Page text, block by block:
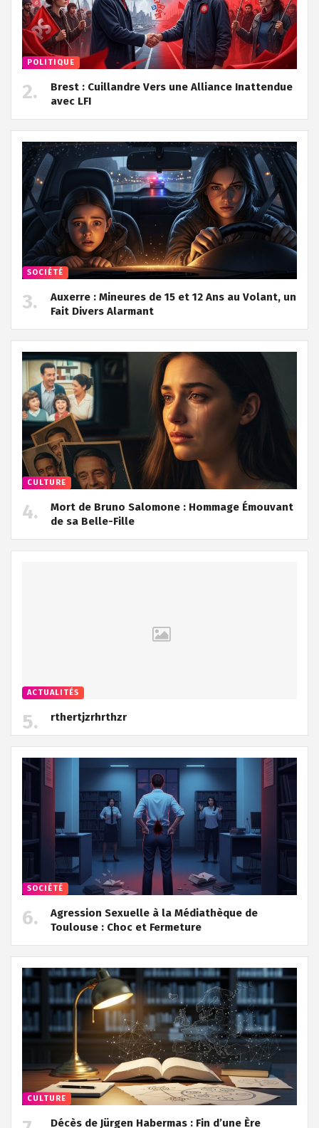
POLITIQUE
Brest : Cuillandre Vers une Alliance Inattendue
avec LFI
SOCIÉTÉ
Auxerre : Mineures de 15 et 12 Ans au Volant, un
Fait Divers Alarmant
CULTURE
Mort de Bruno Salomone : Hommage Émouvant
de sa Belle-Fille
ACTUALITÉS
rthertjzrhrthzr
SOCIÉTÉ
Agression Sexuelle à la Médiathèque de
Toulouse : Choc et Fermeture
CULTURE
Décès de Jürgen Habermas : Fin d’une Ère